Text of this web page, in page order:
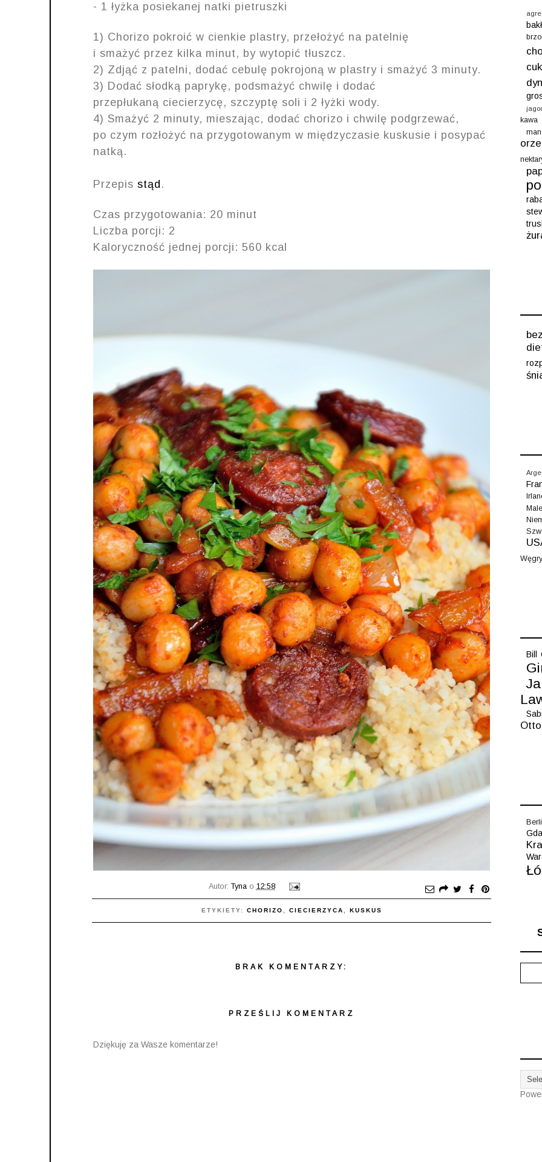
- 1 łyżka posiekanej natki pietruszki
1) Chorizo pokroić w cienkie plastry, przełożyć na patelnię
i smażyć przez kilka minut, by wytopić tłuszcz.
2) Zdjąć z patelni, dodać cebulę pokrojoną w plastry i smażyć 3 minuty.
3) Dodać słodką paprykę, podsmażyć chwilę i dodać
przepłukaną ciecierzycę, szczyptę soli i 2 łyżki wody.
4) Smażyć 2 minuty, mieszając, dodać chorizo i chwilę podgrzewać,
po czym rozłożyć na przygotowanym w międzyczasie kuskusie i posypać
natką.
Przepis stąd .
Czas przygotowania: 20 minut
Liczba porcji: 2
Kaloryczność jednej porcji: 560 kcal
Autor:Tyna o 12:58
ETYKIETY: CHORIZO CIECIERZYCA KUSKUS
BRAK KOMENTARZY:
PRZEŚLIJ KOMENTARZ
Dziękuję za Wasze komentarze!
kawa
Węgry
Bill